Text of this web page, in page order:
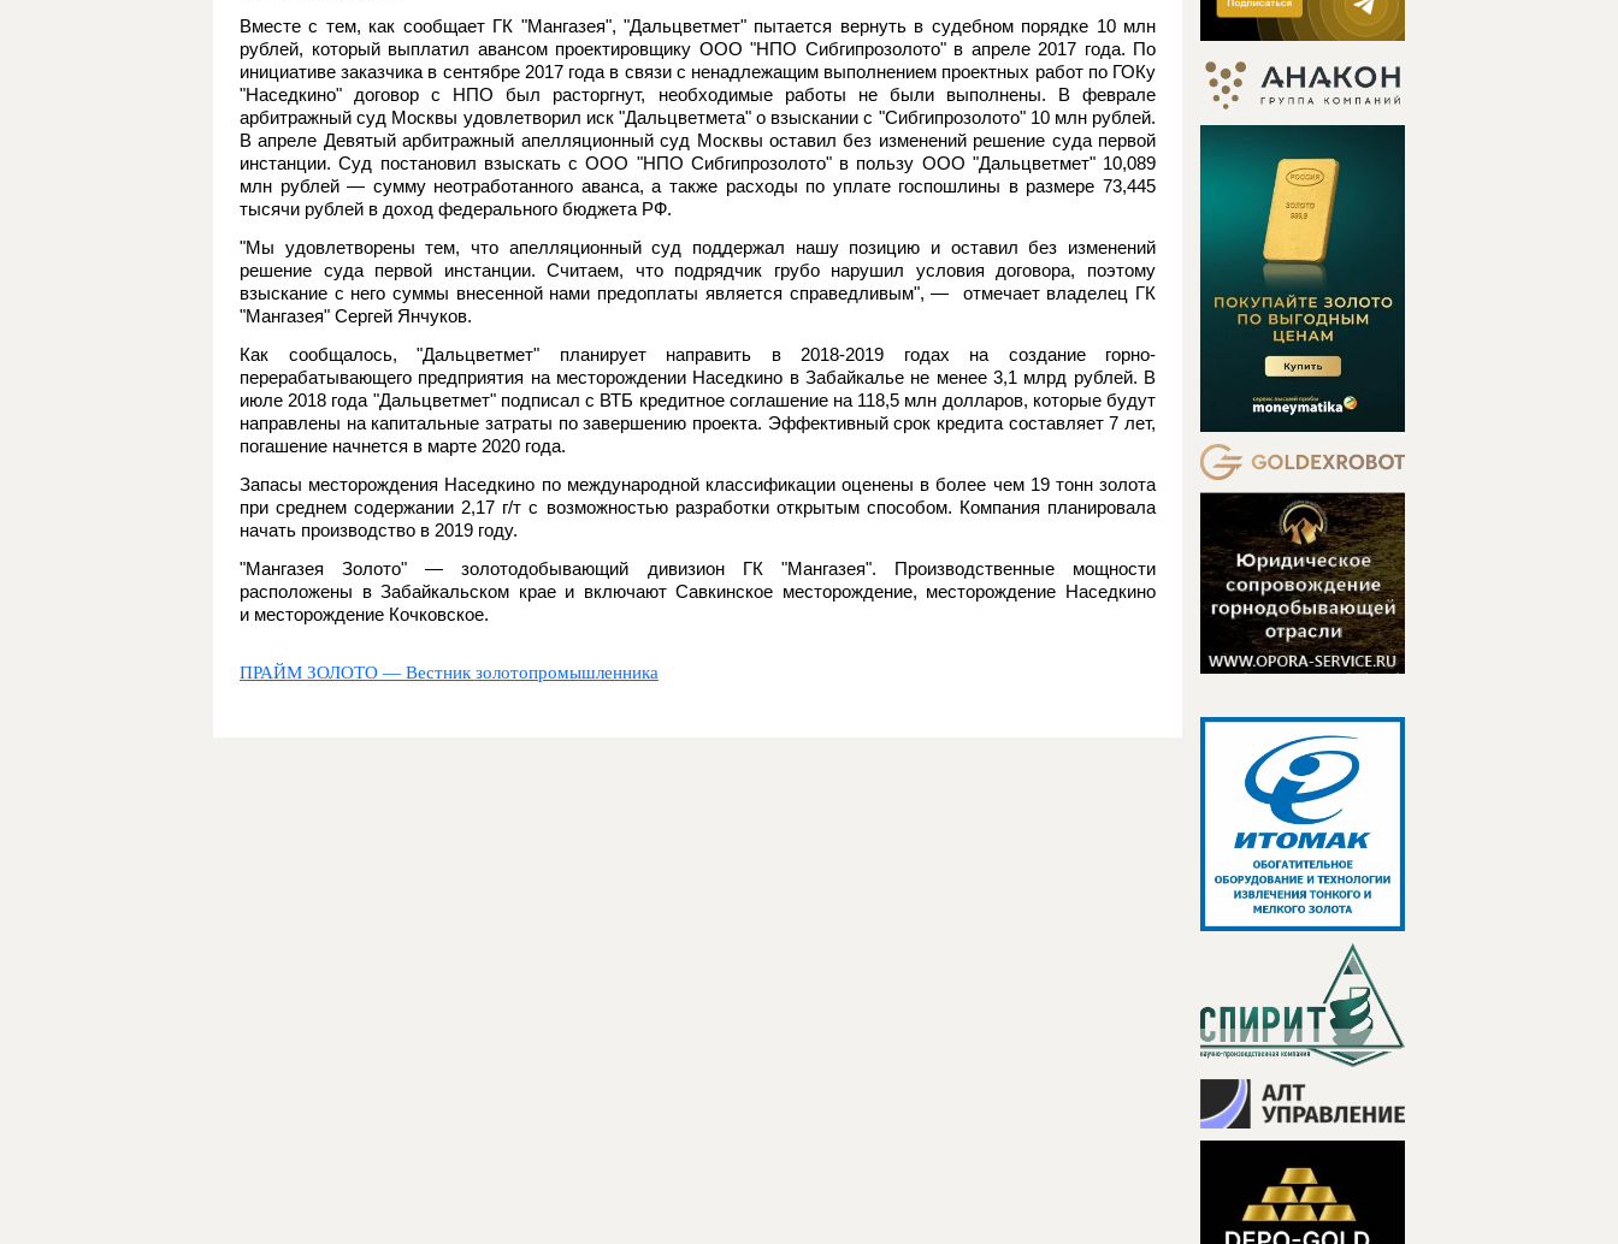
Вместе с тем, как сообщает ГК "Мангазея", "Дальцветмет" пытается вернуть в судебном порядке 10 млн
рублей, который выплатил авансом проектировщику ООО "НПО Сибгипрозолото" в апреле 2017 года. По
инициативе заказчика в сентябре 2017 года в связи с ненадлежащим выполнением проектных работ по ГОКу
"Наседкино" договор с НПО был расторгнут, необходимые работы не были выполнены. В феврале
арбитражный суд Москвы удовлетворил иск "Дальцветмета" о взыскании с "Сибгипрозолото" 10 млн рублей.
В апреле Девятый арбитражный апелляционный суд Москвы оставил без изменений решение суда первой
инстанции. Суд постановил взыскать с ООО "НПО Сибгипрозолото" в пользу ООО "Дальцветмет" 10,089
млн рублей — сумму неотработанного аванса, а также расходы по уплате госпошлины в размере 73,445
тысячи рублей в доход федерального бюджета РФ.
"Мы удовлетворены тем, что апелляционный суд поддержал нашу позицию и оставил без изменений
решение суда первой инстанции. Считаем, что подрядчик грубо нарушил условия договора, поэтому
взыскание с него суммы внесенной нами предоплаты является справедливым", — отмечает владелец ГК
"Мангазея" Сергей Янчуков.
Как сообщалось, "Дальцветмет" планирует направить в 2018-2019 годах на создание горно-
перерабатывающего предприятия на месторождении Наседкино в Забайкалье не менее 3,1 млрд рублей. В
июле 2018 года "Дальцветмет" подписал с ВТБ кредитное соглашение на 118,5 млн долларов, которые будут
направлены на капитальные затраты по завершению проекта. Эффективный срок кредита составляет 7 лет,
погашение начнется в марте 2020 года.
Запасы месторождения Наседкино по международной классификации оценены в более чем 19 тонн золота
при среднем содержании 2,17 г/т с возможностью разработки открытым способом. Компания планировала
начать производство в 2019 году.
"Мангазея Золото" — золотодобывающий дивизион ГК "Мангазея". Производственные мощности
расположены в Забайкальском крае и включают Савкинское месторождение, месторождение Наседкино
и месторождение Кочковское.
ПРАЙМ ЗОЛОТО — Вестник золотопромышленника